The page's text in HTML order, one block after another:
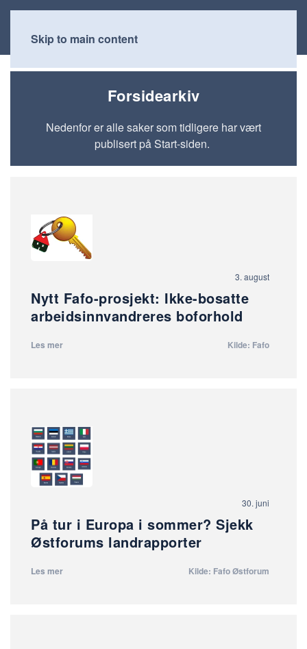
Skip to main content
Forsidearkiv
Nedenfor er alle saker som tidligere har vært
publisert på Start-siden.
3. august
Nytt Fafo-prosjekt: Ikke-bosatte
arbeidsinnvandreres boforhold
Les mer Kilde: Fafo
30. juni
På tur i Europa i sommer? Sjekk
Østforums landrapporter
Les mer Kilde: Fafo Østforum